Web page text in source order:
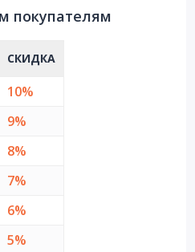
покупателям
СКИДКА
10%
9%
8%
7%
6%
5%